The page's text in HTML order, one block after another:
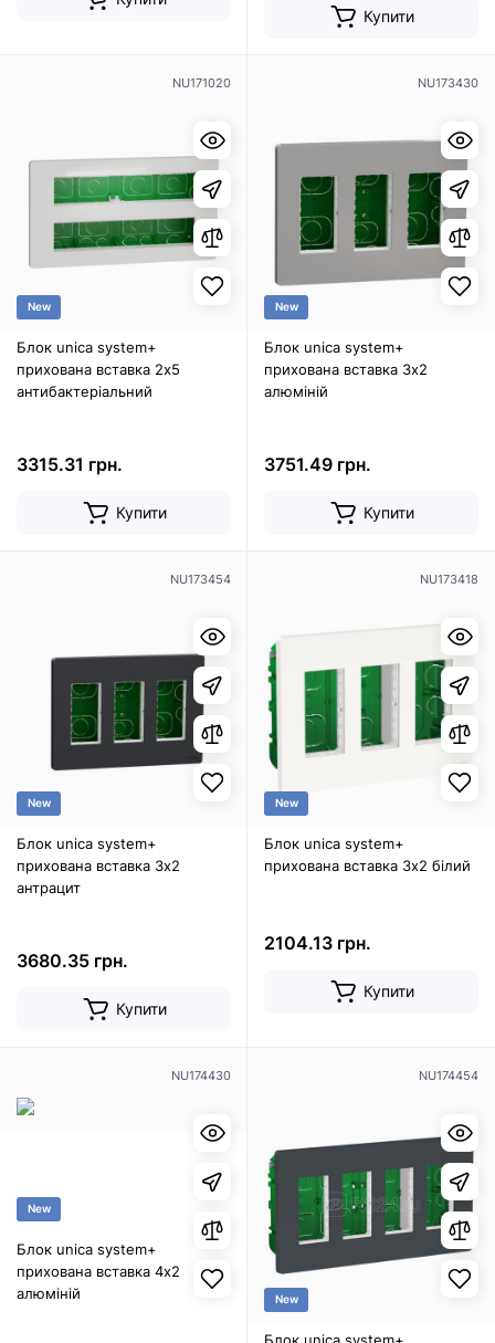
Купити
NU171020
New
Блок unica system+
прихована вставка 2х5
антибактеріальний
3315.31 грн.
Купити
NU173430
New
Блок unica system+
прихована вставка 3х2
алюміній
3751.49 грн.
Купити
NU173454
New
Блок unica system+
прихована вставка 3х2
антрацит
3680.35 грн.
Купити
NU173418
New
Блок unica system+
прихована вставка 3х2 білий
2104.13 грн.
Купити
NU174430
New
Блок unica system+
прихована вставка 4х2
алюміній
NU174454
New